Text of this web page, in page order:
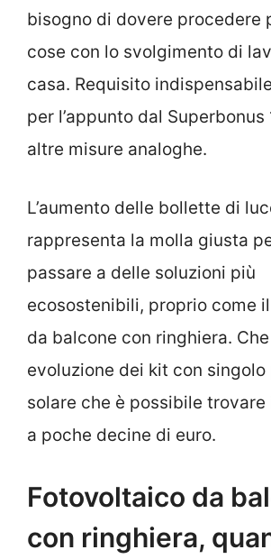
bisogno di dovere procedere
cose con lo svolgimento di
casa. Requisito
per l’appunto dal Superbonus
altre misure analoghe.
L’aumento delle bollette di
rappresenta la molla giusta
passare a delle soluzioni più
ecosostenibili, proprio come
da balcone con ringhiera.
evoluzione dei kit con singolo
solare che è possibile trovare
a poche decine di euro.
Fotovoltaico da
con ringhiera,